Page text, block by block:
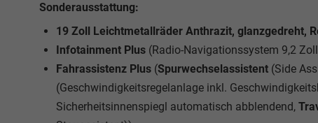
Sonderausstattung:
19 Zoll Leichtmetallräder Anthrazit, glanzgedreht,
Infotainment Plus (Radio-Navigationssystem 9,2
Fahrassistenz Plus (Spurwechselassistent (Side
(Geschwindigkeitsregelanlage inkl.
Sicherheitsinnenspiegl automatisch abblendend,